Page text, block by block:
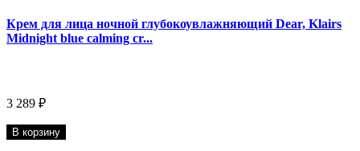
Крем для лица ночной глубокоувлажняющий Dear, Klairs
Midnight blue calming cr...
3 289 ₽
В корзину